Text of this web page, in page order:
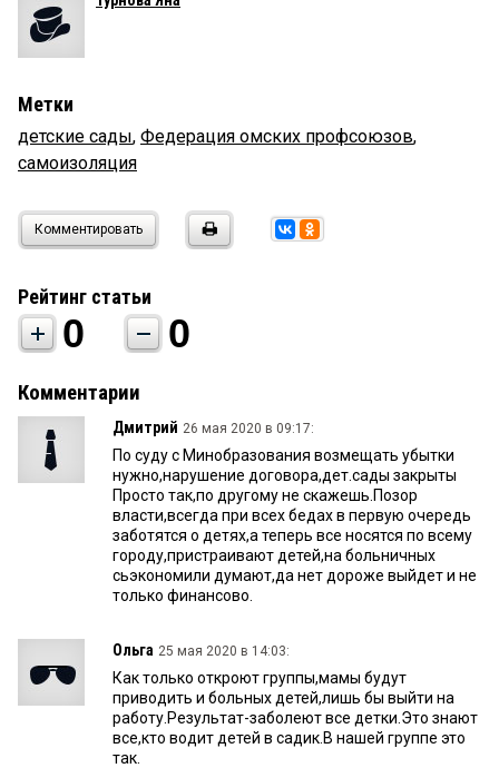
Метки
детские сады, Федерация омских профсоюзов,
самоизоляция
Комментировать
Рейтинг статьи
0 0
Комментарии
Дмитрий 26 мая 2020 в 09:17:
По суду с Минобразования возмещать убытки
нужно,нарушение договора,дет.сады закрыты
Просто так,по другому не скажешь.Позор
власти,всегда при всех бедах в первую очередь
заботятся о детях,а теперь все носятся по всему
городу,пристраивают детей,на больничных
сьэкономили думают,да нет дороже выйдет и не
только финансово.
Ольга 25 мая 2020 в 14:03:
Как только откроют группы,мамы будут
приводить и больных детей,лишь бы выйти на
работу.Результат-заболеют все детки.Это знают
все,кто водит детей в садик.В нашей группе это
так.